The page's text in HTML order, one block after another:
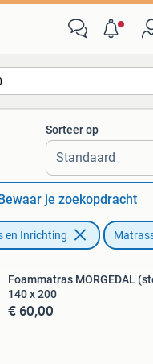
Alle afstanden…
Sorteer op
je zoekopdracht
en Inrichting
Foammatras MORGEDAL
140 x 200
€ 60,00